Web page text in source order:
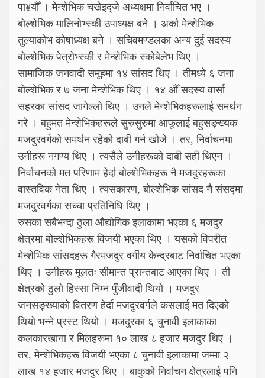
पा¥यौँ । मेन्शेभिक चखेइद्जे अध्यक्षमा निर्वाचित भए ।
बोल्शेभिक मालिनोभ्स्की उपाध्यक्ष बने । अर्का मेन्शेभिक
तुल्याकोभ कोषाध्यक्ष बने । सचिवमण्डलका अन्य दुई सदस्य
बोल्शेभिक पेत्रोभ्स्की र मेन्शेभिक स्कोबेलेभ थिए ।
सामाजिक जनवादी समूहमा १४ सांसद थिए । तीमध्ये ६ जना
बोल्शेभिक र ७ जना मेन्शेभिक थिए । १४ औँ सदस्य वार्सा
सहरका सांसद जागेल्लो थिए । उनले मेन्शेभिकहरूलाई समर्थन
गरे । बहुमत मेन्शेभिकहरूले सुरुसुरुमा आफूलाई बहुसङ्ख्यक
मजदुरवर्गको समर्थन रहेको दाबी गर्न खोजे । तर, निर्वाचनमा
उनीहरू नगण्य थिए । त्यसैले उनीहरूको दाबी सही थिएन ।
निर्वाचनको मत परिणाम हेर्दा बोल्शेभिकहरू नै मजदुरहरूका
वास्तविक नेता थिए । त्यसकारण, बोल्शेभिक सांसद नै संसद्मा
मजदुरवर्गका सच्चा प्रतिनिधि थिए ।
रुसका सबैभन्दा ठुला औद्योगिक इलाकामा भएका ६ मजदुर
क्षेत्रमा बोल्शेभिकहरू विजयी भएका थिए । यसको विपरीत
मेन्शेभिक सांसदहरू गैरमजदुर वर्गीय केन्द्रबाट निर्वाचित भएका
थिए । उनीहरू मूलतः सीमान्त प्रान्तबाट आएका थिए । ती
क्षेत्रको ठुलो हिस्सा निम्न पुँजीवादी थियो । मजदुर
जनसङ्ख्याको वितरण हेर्दा मजदुरवर्गले कसलाई मत दिएको
थियो भन्ने प्रस्ट थियो । मजदुरका ६ चुनावी इलाकाका
कलकारखाना र मिलहरूमा १० लाख ८ हजार मजदुर थिए ।
तर, मेन्शेभिकहरू विजयी भएका ८ चुनावी इलाकामा जम्मा २
लाख १४ हजार मजदुर थिए । बाकुको निर्वाचन क्षेत्रलाई पनि